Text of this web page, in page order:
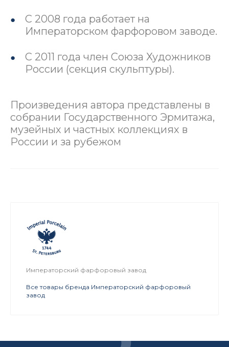
С 2008 года работает на
Императорском фарфоровом заводе.
С 2011 года член Союза Художников
России (секция скульптуры).
Произведения автора представлены в
собрании Государственного Эрмитажа,
музейных и частных коллекциях в
России и за рубежом
Императорский фарфоровый завод
Все товары бренда Императорский фарфоровый
завод